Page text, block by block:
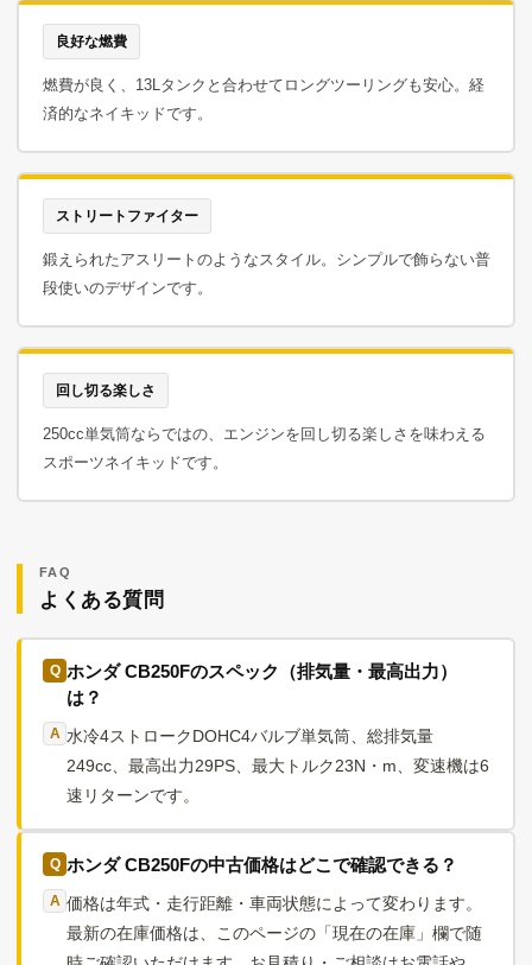
良好な燃費
燃費が良く、13Lタンクと合わせてロングツーリングも安心。経
済的なネイキッドです。
ストリートファイター
鍛えられたアスリートのようなスタイル。シンプルで飾らない普
段使いのデザインです。
回し切る楽しさ
250cc単気筒ならではの、エンジンを回し切る楽しさを味わえる
スポーツネイキッドです。
FAQ
よくある質問
ホンダ CB250Fのスペック（排気量・最高出力）
は？
水冷4ストロークDOHC4バルブ単気筒、総排気量
249cc、最高出力29PS、最大トルク23N・m、変速機は6
速リターンです。
ホンダ CB250Fの中古価格はどこで確認できる？
価格は年式・走行距離・車両状態によって変わります。
最新の在庫価格は、このページの「現在の在庫」欄で随